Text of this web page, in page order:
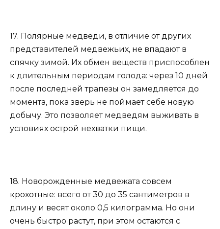
17. Полярные медведи, в отличие от других
представителей медвежьих, не впадают в
спячку зимой. Их обмен веществ приспособлен
к длительным периодам голода: через 10 дней
после последней трапезы он замедляется до
момента, пока зверь не поймает себе новую
добычу. Это позволяет медведям выживать в
условиях острой нехватки пищи.
18. Новорожденные медвежата совсем
крохотные: всего от 30 до 35 сантиметров в
длину и весят около 0,5 килограмма. Но они
очень быстро растут, при этом остаются с